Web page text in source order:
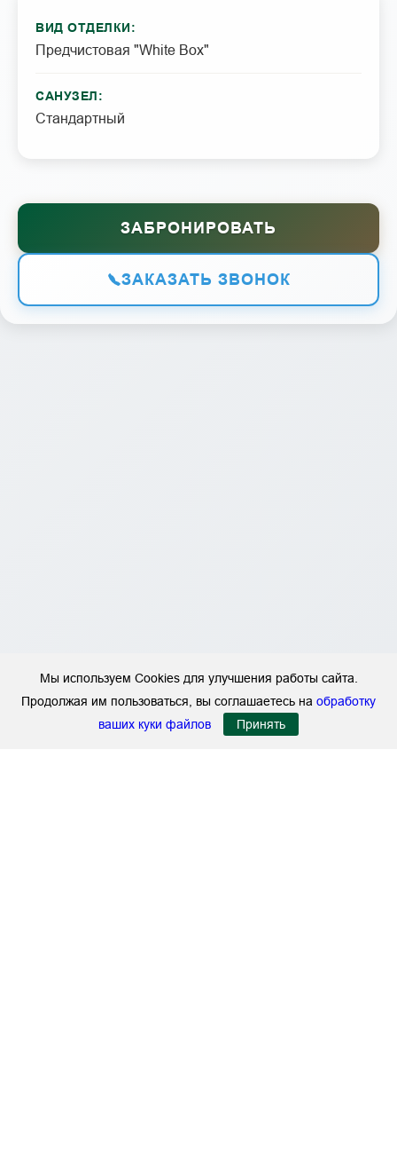
ВИД ОТДЕЛКИ:
Предчистовая "White Box"
САНУЗЕЛ:
Стандартный
ЗАБРОНИРОВАТЬ
ЗАКАЗАТЬ ЗВОНОК
Мы используем Cookies для улучшения работы сайта.
Продолжая им пользоваться, вы соглашаетесь на обработку
ваших куки файлов
Принять